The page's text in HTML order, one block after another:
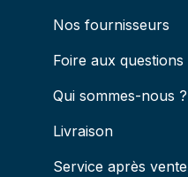
Nos fournisseurs
Foire aux questions
Qui sommes-nous ?
Livraison
Service après vente